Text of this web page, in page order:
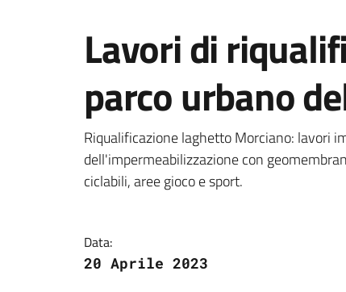
Lavori di
parco urbano
Dettagli della
Riqualificazione laghetto Morciano: lavori
dell'impermeabilizzazione con
ciclabili, aree gioco e sport.
Data:
20 Aprile 2023